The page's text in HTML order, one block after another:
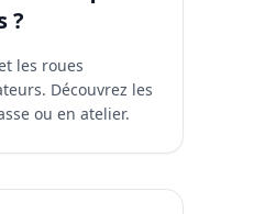
?
les roues
Découvrez les
ou en atelier.